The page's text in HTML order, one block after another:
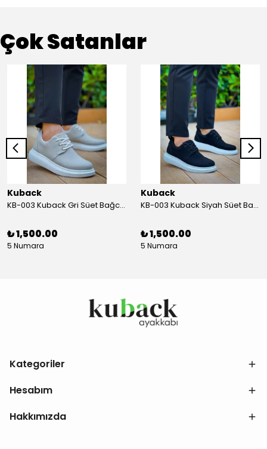
Çok Satanlar
Kuback
KB-003 Kuback Gri Süet Bağcıklı Günlük Erkek Ayakkabı
₺ 1,500.00
5 Numara
Kuback
KB-003 Kuback Siyah Süet Bağcıklı Günlük Erkek Ayakkabı
₺ 1,500.00
5 Numara
Kategoriler
Hesabım
Hakkımızda